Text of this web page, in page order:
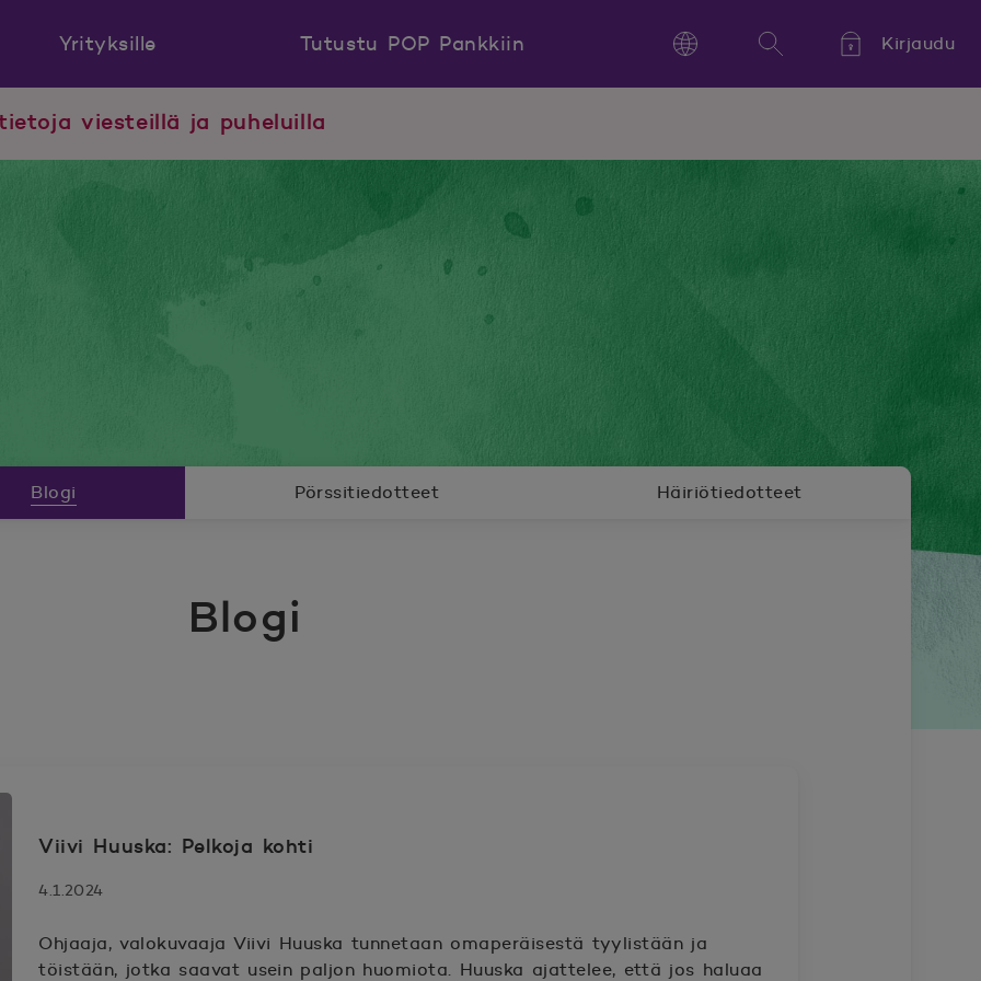
Yrityksille
Tutustu POP Pankkiin
Kieli,
Language Hae
Kirjaudu
viesteillä ja puheluilla
Blogi
Blogi Pörssitiedotteet Häiriötiedotteet
Viivi Huuska: Pelkoja kohti
4.1.2024
Ohjaaja, valokuvaaja Viivi Huuska tunnetaan omaperäisestä tyylistään ja
töistään, jotka saavat usein paljon huomiota. Huuska ajattelee, että jos haluaa